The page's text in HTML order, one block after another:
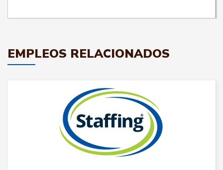
EMPLEOS RELACIONADOS